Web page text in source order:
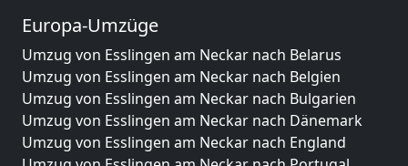
Europa-Umzüge
Umzug von Esslingen am Neckar nach Belarus
Umzug von Esslingen am Neckar nach Belgien
Umzug von Esslingen am Neckar nach Bulgarien
Umzug von Esslingen am Neckar nach Dänemark
Umzug von Esslingen am Neckar nach England